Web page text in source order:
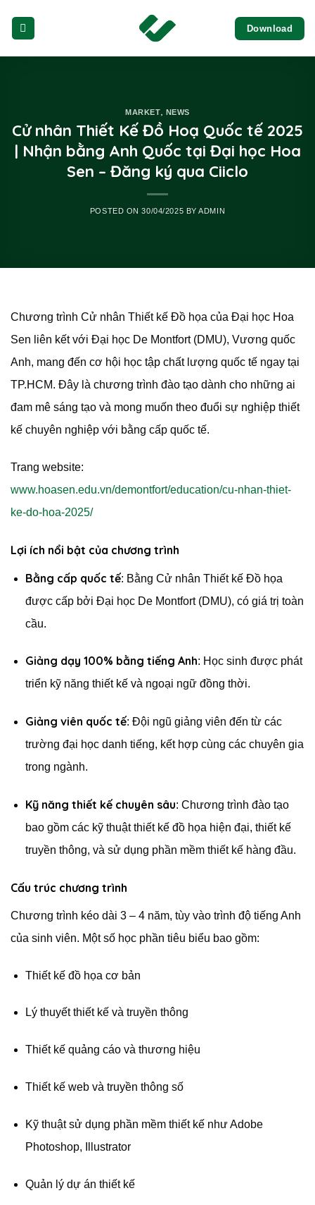
content
Download
MARKET, NEWS
Cử nhân Thiết Kế Đồ Hoạ Quốc tế 2025
| Nhận bằng Anh Quốc tại Đại học Hoa
Sen – Đăng ký qua Ciiclo
POSTED ON30/04/2025 BYADMIN
Chương trình Cử nhân Thiết kế Đồ họa của Đại học Hoa
Sen liên kết với Đại học De Montfort (DMU), Vương quốc
Anh, mang đến cơ hội học tập chất lượng quốc tế ngay tại
TP.HCM. Đây là chương trình đào tạo dành cho những ai
đam mê sáng tạo và mong muốn theo đuổi sự nghiệp thiết
kế chuyên nghiệp với bằng cấp quốc tế.
Trang website:
www.hoasen.edu.vn/demontfort/education/cu-nhan-thiet-
ke-do-hoa-2025/
Lợi ích nổi bật của chương trình
Bằng cấp quốc tế: Bằng Cử nhân Thiết kế Đồ họa
được cấp bởi Đại học De Montfort (DMU), có giá trị toàn
cầu.
Giảng dạy 100% bằng tiếng Anh: Học sinh được phát
triển kỹ năng thiết kế và ngoại ngữ đồng thời.
Giảng viên quốc tế: Đội ngũ giảng viên đến từ các
trường đại học danh tiếng, kết hợp cùng các chuyên gia
trong ngành.
Kỹ năng thiết kế chuyên sâu: Chương trình đào tạo
bao gồm các kỹ thuật thiết kế đồ họa hiện đại, thiết kế
truyền thông, và sử dụng phần mềm thiết kế hàng đầu.
Cấu trúc chương trình
Chương trình kéo dài 3 – 4 năm, tùy vào trình độ tiếng Anh
của sinh viên. Một số học phần tiêu biểu bao gồm:
Thiết kế đồ họa cơ bản
Lý thuyết thiết kế và truyền thông
Thiết kế quảng cáo và thương hiệu
Thiết kế web và truyền thông số
Kỹ thuật sử dụng phần mềm thiết kế như Adobe
Photoshop, Illustrator
Quản lý dự án thiết kế